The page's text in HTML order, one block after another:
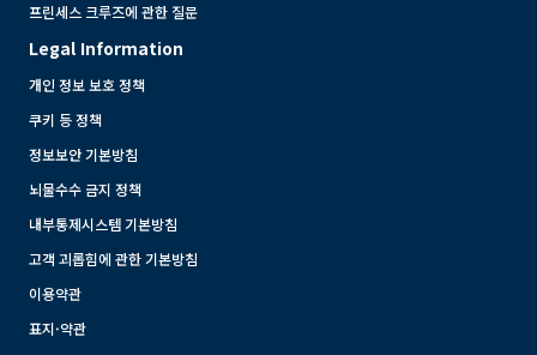
프린세스 크루즈에 관한 질문
Legal Information
개인 정보 보호 정책
쿠키 등 정책
정보보안 기본방침
뇌물수수 금지 정책
내부통제시스템 기본방침
고객 괴롭힘에 관한 기본방침
이용약관
표지·약관